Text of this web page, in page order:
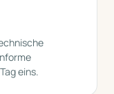
eins.